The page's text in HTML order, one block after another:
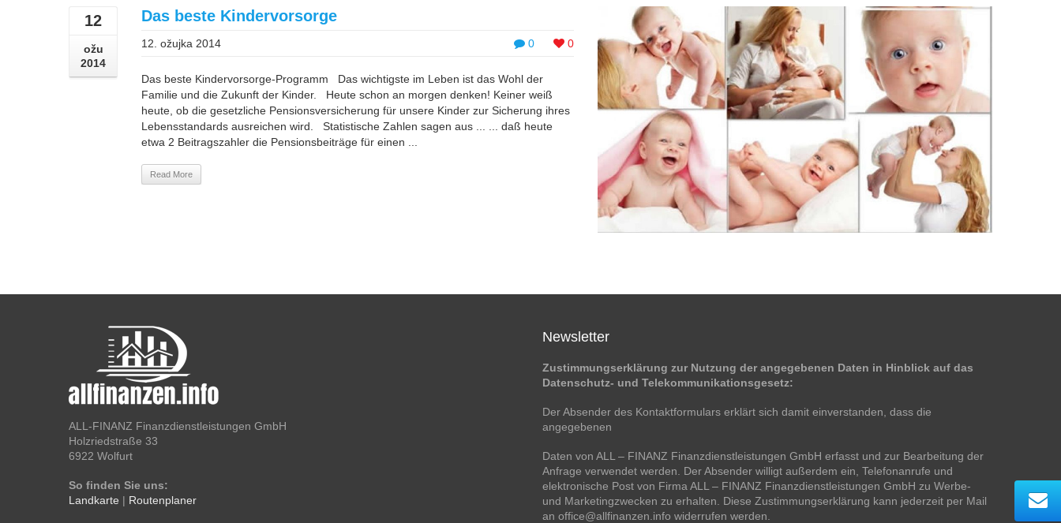
12
ožu
2014
Das beste Kindervorsorge
0 0
12. ožujka 2014
Das beste Kindervorsorge-Programm Das wichtigste im Leben ist das Wohl der
Familie und die Zukunft der Kinder. Heute schon an morgen denken! Keiner weiß
heute, ob die gesetzliche Pensionsversicherung für unsere Kinder zur Sicherung ihres
Lebensstandards ausreichen wird. Statistische Zahlen sagen aus ... ... daß heute
etwa 2 Beitragszahler die Pensionsbeiträge für einen ...
Read More
ALL-FINANZ Finanzdienstleistungen GmbH
Holzriedstraße 33
6922 Wolfurt
So finden Sie uns:
Landkarte | Routenplaner
Newsletter
Zustimmungserklärung zur Nutzung der angegebenen Daten in Hinblick auf das
Datenschutz- und Telekommunikationsgesetz:
Der Absender des Kontaktformulars erklärt sich damit einverstanden, dass die
angegebenen
Daten von ALL – FINANZ Finanzdienstleistungen GmbH erfasst und zur Bearbeitung der
Anfrage verwendet werden. Der Absender willigt außerdem ein, Telefonanrufe und
elektronische Post von Firma ALL – FINANZ Finanzdienstleistungen GmbH zu Werbe-
und Marketingzwecken zu erhalten. Diese Zustimmungserklärung kann jederzeit per Mail
an office@allfinanzen.info widerrufen werden.